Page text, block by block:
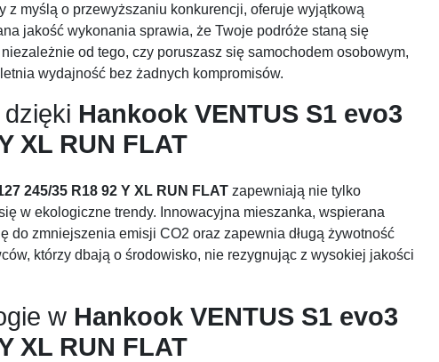
z myślą o przewyższaniu konkurencji, oferuje wyjątkową
jakość wykonania sprawia, że Twoje podróże staną się
od tego, czy poruszasz się samochodem osobowym,
wydajność bez żadnych kompromisów.
Hankook VENTUS S1 evo3
XL RUN FLAT
245/35 R18 92 Y XL RUN FLAT zapewniają nie tylko
w ekologiczne trendy. Innowacyjna mieszanka, wspierana
do zmniejszenia emisji CO2 oraz zapewnia długą żywotność
którzy dbają o środowisko, nie rezygnując z wysokiej jakości
w Hankook VENTUS S1 evo3
XL RUN FLAT